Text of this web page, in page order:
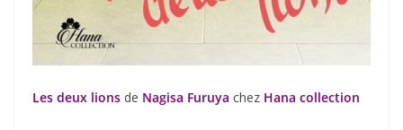
Les deux lions de Nagisa Furuya chez Hana collection